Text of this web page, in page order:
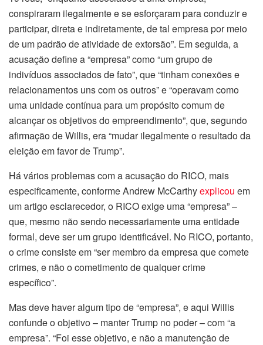
conspiraram ilegalmente e se esforçaram para conduzir e
participar, direta e indiretamente, de tal empresa por meio
de um padrão de atividade de extorsão”. Em seguida, a
acusação define a “empresa” como “um grupo de
indivíduos associados de fato”, que “tinham conexões e
relacionamentos uns com os outros” e “operavam como
uma unidade contínua para um propósito comum de
alcançar os objetivos do empreendimento”, que, segundo
afirmação de Willis, era “mudar ilegalmente o resultado da
eleição em favor de Trump”.
Há vários problemas com a acusação do RICO, mais
especificamente, conforme Andrew McCarthyexplicou em
um artigo esclarecedor, o RICO exige uma “empresa” –
que, mesmo não sendo necessariamente uma entidade
formal, deve ser um grupo identificável. No RICO, portanto,
o crime consiste em “ser membro da empresa que comete
crimes, e não o cometimento de qualquer crime
específico”.
Mas deve haver algum tipo de “empresa”, e aqui Willis
confunde o objetivo – manter Trump no poder – com “a
empresa”. “Foi esse objetivo, e não a manutenção de